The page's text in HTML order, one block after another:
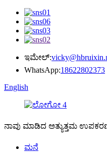
ಇಮೇಲ್:
WhatsApp:18622802373
English
ನಾವು ಮಾಡಿದ ಅತ್ಯುತ್ತಮ
ಮನೆ